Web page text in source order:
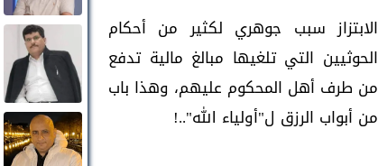
الابتزاز سبب جوهري لكثير من أحكام
الحوثيين التي تلغيها مبالغ مالية تدفع
من طرف أهل المحكوم عليهم، وهذا باب
من أبواب الرزق ل"أولياء الله"..!